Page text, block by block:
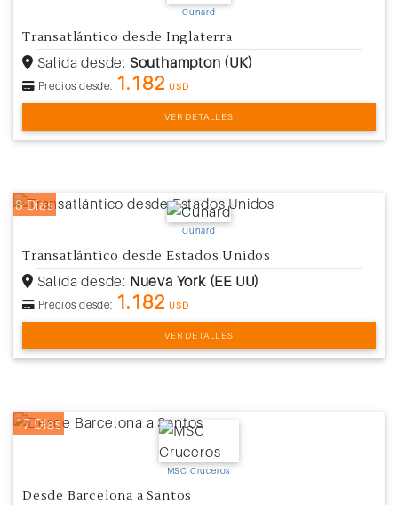
Cunard
Transatlántico desde Inglaterra
Salida desde: Southampton (UK)
Precios desde: 1.182 USD
VER DETALLES
8 Días
Cunard
Transatlántico desde Estados Unidos
Salida desde: Nueva York (EE UU)
Precios desde: 1.182 USD
VER DETALLES
17 Días
MSC Cruceros
Desde Barcelona a Santos